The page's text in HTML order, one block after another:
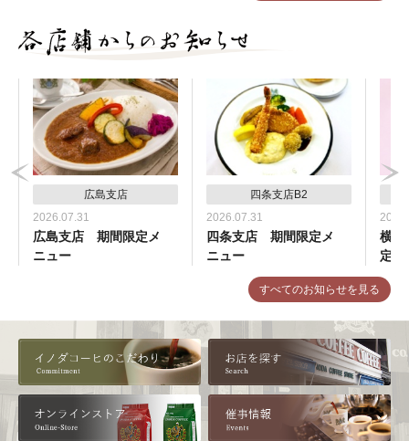
すべてのお知らせを見る
広島支店
2026.07.31
広島支店 期間限定メ
ニュー
四条支店B2
2026.07.31
四条支店 期間限定メ
ニュー
横
定メ